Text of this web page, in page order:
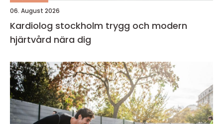
06. August 2026
Kardiolog stockholm trygg och modern
hjärtvård nära dig